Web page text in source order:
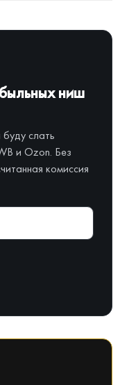
ниш
слать
и Ozon. Без
комиссия